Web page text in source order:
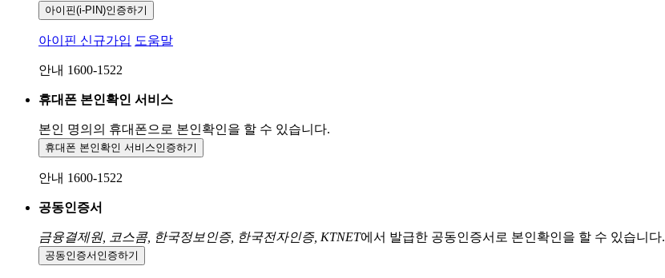
아이핀(i-PIN)인증하기
아이핀 신규가입 도움말
안내 1600-1522
휴대폰 본인확인 서비스
본인 명의의 휴대폰으로 본인확인을 할 수 있습니다.
휴대폰 본인확인 서비스인증하기
안내 1600-1522
공동인증서
금융결제원, 코스콤, 한국정보인증, 한국전자인증, KTNET에서 발급한 공동인증서로 본인확인을 할 수 있습니다.
공동인증서 인증하기